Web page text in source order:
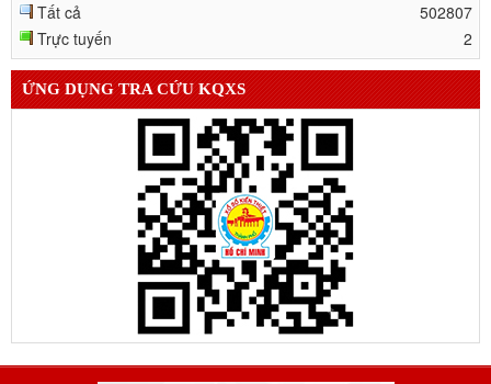
Tất cả
502807
Trực tuyến
2
ỨNG DỤNG TRA CỨU KQXS